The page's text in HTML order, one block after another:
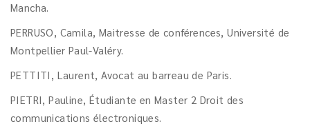
Mancha.
PERRUSO, Camila, Maitresse de conférences, Université de
Montpellier Paul-Valéry.
PETTITI, Laurent, Avocat au barreau de Paris.
PIETRI, Pauline, Étudiante en Master 2 Droit des
communications électroniques.